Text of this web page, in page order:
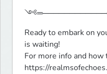
Ready to embark on
is waiting!
For more info and how
https://